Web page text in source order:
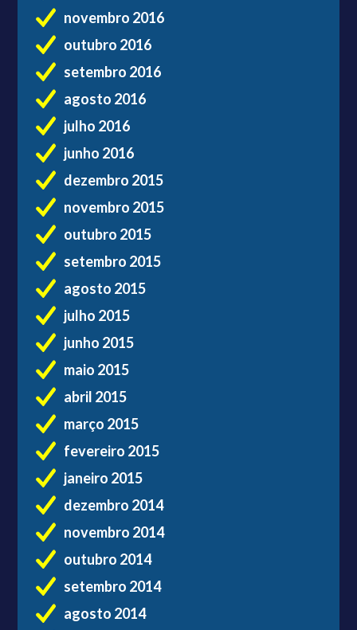
novembro 2016
outubro 2016
setembro 2016
agosto 2016
julho 2016
junho 2016
dezembro 2015
novembro 2015
outubro 2015
setembro 2015
agosto 2015
julho 2015
junho 2015
maio 2015
abril 2015
março 2015
fevereiro 2015
janeiro 2015
dezembro 2014
novembro 2014
outubro 2014
setembro 2014
agosto 2014